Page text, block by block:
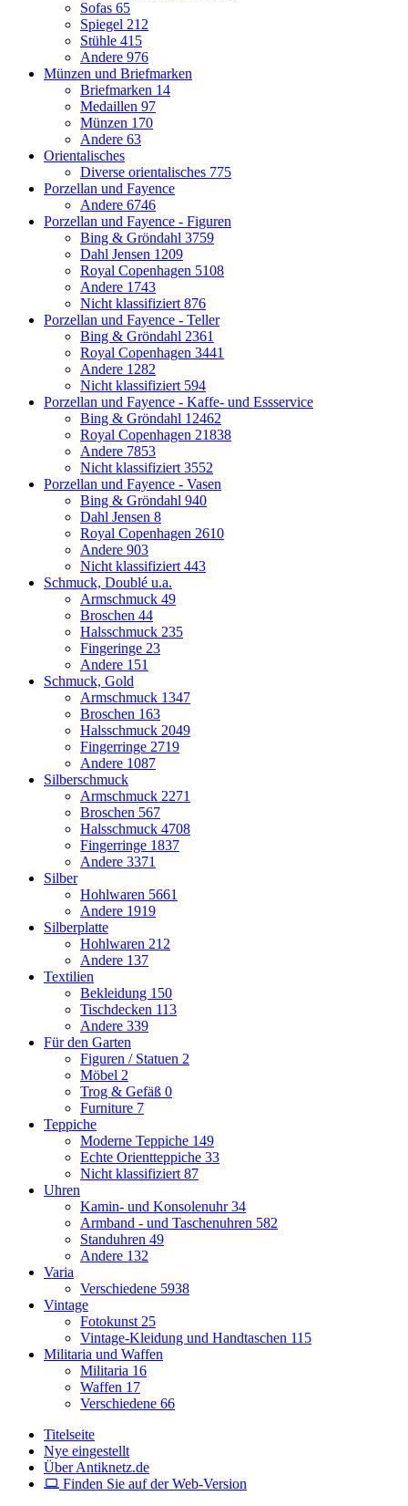
Sofas 65
Spiegel 212
Stühle 415
Andere 976
Münzen und Briefmarken
Briefmarken 14
Medaillen 97
Münzen 170
Andere 63
Orientalisches
Diverse orientalisches 775
Porzellan und Fayence
Andere 6746
Porzellan und Fayence - Figuren
Bing & Gröndahl 3759
Dahl Jensen 1209
Royal Copenhagen 5108
Andere 1743
Nicht klassifiziert 876
Porzellan und Fayence - Teller
Bing & Gröndahl 2361
Royal Copenhagen 3441
Andere 1282
Nicht klassifiziert 594
Porzellan und Fayence - Kaffe- und Essservice
Bing & Gröndahl 12462
Royal Copenhagen 21838
Andere 7853
Nicht klassifiziert 3552
Porzellan und Fayence - Vasen
Bing & Gröndahl 940
Dahl Jensen 8
Royal Copenhagen 2610
Andere 903
Nicht klassifiziert 443
Schmuck, Doublé u.a.
Armschmuck 49
Broschen 44
Halsschmuck 235
Fingeringe 23
Andere 151
Schmuck, Gold
Armschmuck 1347
Broschen 163
Halsschmuck 2049
Fingerringe 2719
Andere 1087
Silberschmuck
Armschmuck 2271
Broschen 567
Halsschmuck 4708
Fingerringe 1837
Andere 3371
Silber
Hohlwaren 5661
Andere 1919
Silberplatte
Hohlwaren 212
Andere 137
Textilien
Bekleidung 150
Tischdecken 113
Andere 339
Für den Garten
Figuren / Statuen 2
Möbel 2
Trog & Gefäß 0
Furniture 7
Teppiche
Moderne Teppiche 149
Echte Orientteppiche 33
Nicht klassifiziert 87
Uhren
Kamin- und Konsolenuhr34
Armband - und Taschenuhren 582
Standuhren 49
Andere 132
Varia
Verschiedene 5938
Vintage
Fotokunst 25
Vintage-Kleidung und Handtaschen 115
Militaria und Waffen
Militaria 16
Waffen 17
Verschiedene 66
Titelseite
Nye eingestellt
Über Antiknetz.de
Finden Sie auf der Web-Version